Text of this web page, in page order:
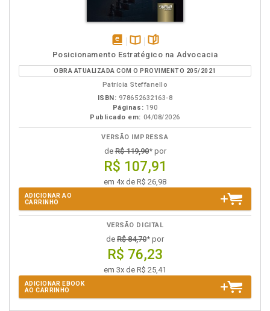
disponível
em
eBook
Disponível
na
B.V.
páginas
Posicionamento Estratégico na Advocacia
OBRA ATUALIZADA COM O PROVIMENTO 205/2021
Patrícia Steffanello
ISBN: 978652632163-8
Páginas: 190
Publicado em: 04/08/2026
VERSÃO IMPRESSA
deR$ 119,90* por
R$ 107,91
em 4x de R$ 26,98
ADICIONAR AO
CARRINHO
VERSÃO DIGITAL
de R$ 84,70* por
R$ 76,23
em 3x de R$ 25,41
ADICIONAR EBOOK
AO CARRINHO